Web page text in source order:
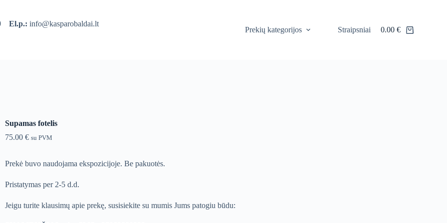
El.p.:info@kasparobaldai.lt
Prekių kategorijos Straipsniai
Shopping
0.00 €
Supamas fotelis
75.00€ su PVM
Prekė buvo naudojama ekspozicijoje. Be pakuotės.
Pristatymas per 2-5 d.d.
Jeigu turite klausimų apie prekę, susisiekite su mumis Jums patogiu būdu: